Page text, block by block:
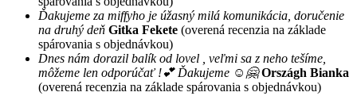
Ďakujeme za miffyho je úžasný milá komunikácia, doručenie
na druhý deň Gitka Fekete (overená recenzia na základe
spárovania s objednávkou)
Dnes nám dorazil balík od lovel , veľmi sa z neho tešíme,
môžeme len odporúčať !💕 Ďakujeme ☺️🤗 Országh Bianka
(overená recenzia na základe spárovania s objednávkou)